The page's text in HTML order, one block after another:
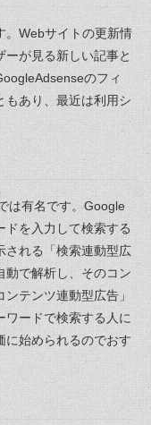
。Webサイトの更新情
が見る新しい記事と
のフィ
もあり、最近は利用シ
は有名です。Google
ドを入力して検索する
される「検索連動型広
動で解析し、そのコン
テンツ連動型広告」
ワードで検索する人に
に始められるのでおす